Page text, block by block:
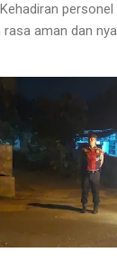
aman dan